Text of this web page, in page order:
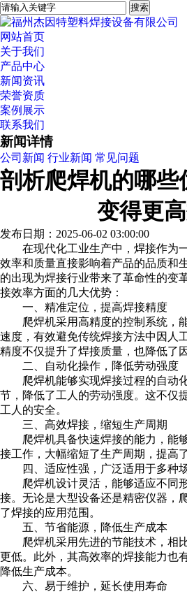
网站首页
关于我们
产品中心
新闻资讯
荣誉资质
案例展示
联系我们
新闻详情
公司新闻 行业新闻 常见问题
剖析爬焊机的哪些
变得更
发布日期：2025-06-02 03:00:00
在现代化工业生产中，焊接作为
效率和质量直接影响着产品的品质和
的出现为焊接行业带来了革命性的变
接效率方面的几大优势：
一、精准定位，提高焊接精度
爬焊机采用高精度的控制系统，
速度，有效避免传统焊接方法中因人
精度不仅提升了焊接质量，也降低了
二、自动化操作，降低劳动强度
爬焊机能够实现焊接过程的自动
节，降低了工人的劳动强度。这不仅
工人的安全。
三、高效焊接，缩短生产周期
爬焊机具备快速焊接的能力，能
接工作，大幅缩短了生产周期，提高
四、适应性强，广泛适用于多种
爬焊机设计灵活，能够适应不同
接。无论是大型设备还是精密仪器，
了焊接的应用范围。
五、节省能源，降低生产成本
爬焊机采用先进的节能技术，相
更低。此外，其高效率的焊接能力也
降低生产成本。
六、易于维护，延长使用寿命